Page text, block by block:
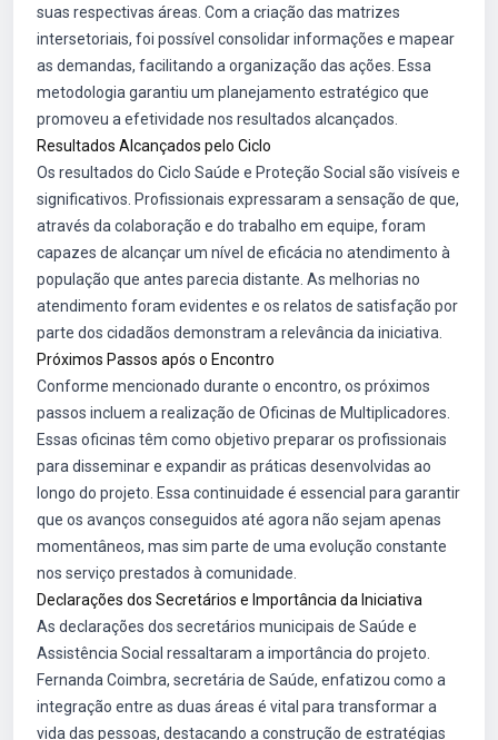
suas respectivas áreas. Com a criação das matrizes
intersetoriais, foi possível consolidar informações e mapear
as demandas, facilitando a organização das ações. Essa
metodologia garantiu um planejamento estratégico que
promoveu a efetividade nos resultados alcançados.
Resultados Alcançados pelo Ciclo
Os resultados do Ciclo Saúde e Proteção Social são visíveis e
significativos. Profissionais expressaram a sensação de que,
através da colaboração e do trabalho em equipe, foram
capazes de alcançar um nível de eficácia no atendimento à
população que antes parecia distante. As melhorias no
atendimento foram evidentes e os relatos de satisfação por
parte dos cidadãos demonstram a relevância da iniciativa.
Próximos Passos após o Encontro
Conforme mencionado durante o encontro, os próximos
passos incluem a realização de Oficinas de Multiplicadores.
Essas oficinas têm como objetivo preparar os profissionais
para disseminar e expandir as práticas desenvolvidas ao
longo do projeto. Essa continuidade é essencial para garantir
que os avanços conseguidos até agora não sejam apenas
momentâneos, mas sim parte de uma evolução constante
nos serviço prestados à comunidade.
Declarações dos Secretários e Importância da Iniciativa
As declarações dos secretários municipais de Saúde e
Assistência Social ressaltaram a importância do projeto.
Fernanda Coimbra, secretária de Saúde, enfatizou como a
integração entre as duas áreas é vital para transformar a
vida das pessoas, destacando a construção de estratégias